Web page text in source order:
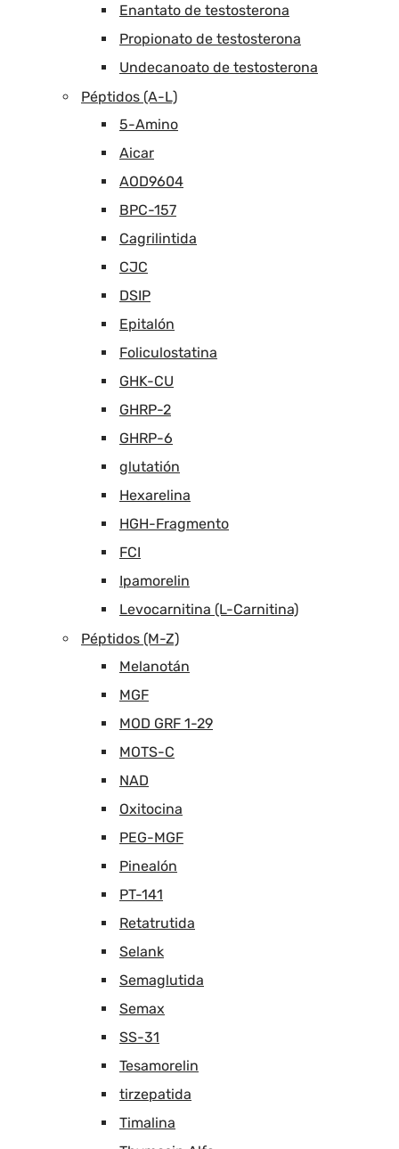
Enantato de testosterona
Propionato de testosterona
Undecanoato de testosterona
Péptidos (A-L)
5-Amino
Aicar
AOD9604
BPC-157
Cagrilintida
CJC
DSIP
Epitalón
Foliculostatina
GHK-CU
GHRP-2
GHRP-6
glutatión
Hexarelina
HGH-Fragmento
FCI
Ipamorelin
Levocarnitina (L-Carnitina)
Péptidos (M-Z)
Melanotán
MGF
MOD GRF 1-29
MOTS-C
NAD
Oxitocina
PEG-MGF
Pinealón
PT-141
Retatrutida
Selank
Semaglutida
Semax
SS-31
Tesamorelin
tirzepatida
Timalina